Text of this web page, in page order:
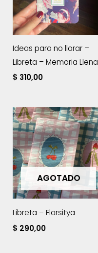
Ideas para no llorar –
Libreta – Memoria Llena
$ 310,00
AGOTADO
Libreta – Florsitya
$ 290,00